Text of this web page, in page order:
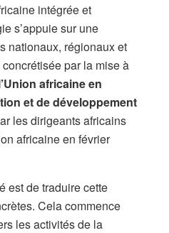
intégrée et
s’appuie sur une
nationaux, régionaux et
par la mise à
africaine en
et de développement
les dirigeants africains
africaine en février
est de traduire cette
Cela commence
les activités de la